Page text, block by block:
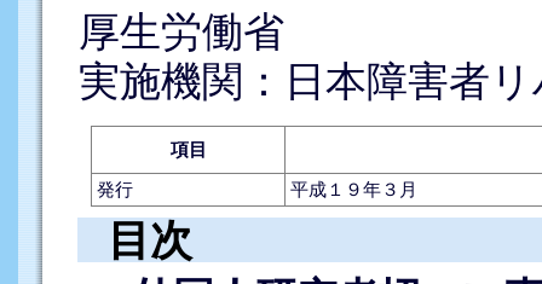
厚生労働省
実施機関：日本障害者
項目
発行
平成１９年３月
目次